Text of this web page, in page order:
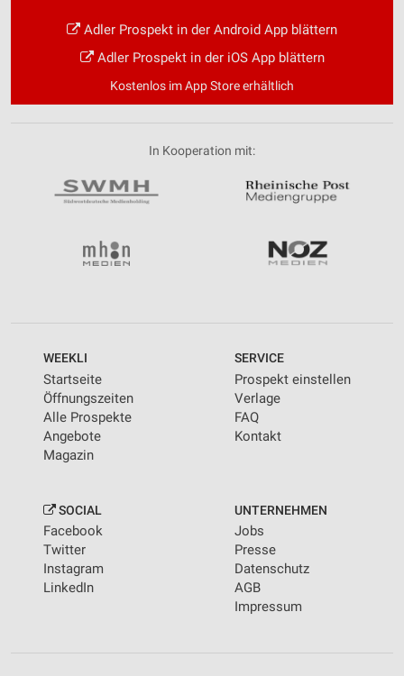
Adler Prospekt in der Android App blättern
Adler Prospekt in der iOS App blättern
Kostenlos im App Store erhältlich
In Kooperation mit:
WEEKLI
Startseite
Öffnungszeiten
Alle Prospekte
Angebote
Magazin
SERVICE
Prospekt einstellen
Verlage
FAQ
Kontakt
SOCIAL
Facebook
Twitter
Instagram
LinkedIn
UNTERNEHMEN
Jobs
Presse
Datenschutz
AGB
Impressum